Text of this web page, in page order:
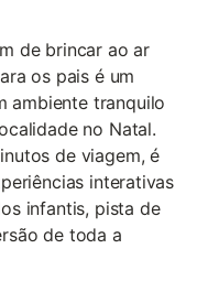
de brincar ao ar
os pais é um
ambiente tranquilo
no Natal.
de viagem, é
interativas
infantis, pista de
de toda a